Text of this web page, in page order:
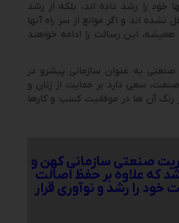
خود را رشد داده اند، بلکه از رشد
نشده اند و اگر موانع از سر راه آنها
همیشه، این رسالت را ادامه خواهند
به عنوان سازمانی پیشرو در
سعی دارد بر حمایت از زنان و
رنگ آن ها در موفقیت کسب و کارها
صنعتی سازمانی کهن و
که علاوه بر حفظ اصالت
خود را رشد و نوآوری قرار